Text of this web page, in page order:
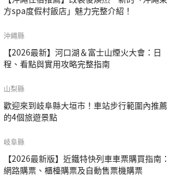
方spa度假村飯店」魅力完整介紹！
沖繩縣
【2026最新】河口湖＆富士山煙火大會：日
程、看點與實用攻略完整指南
山梨縣
歡迎來到岐阜縣大垣市！車站步行範圍內推薦
的4個旅遊景點
岐阜縣
【2026最新版】近鐵特快列車車票購買指南：
網路購票、櫃檯購票及自動售票機購票